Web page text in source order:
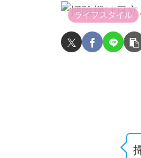
ライフスタイル